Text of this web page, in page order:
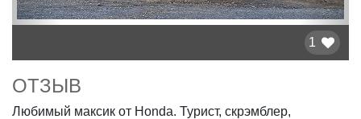
1
ОТЗЫВ
Любимый максик от Honda. Турист, скрэмблер,